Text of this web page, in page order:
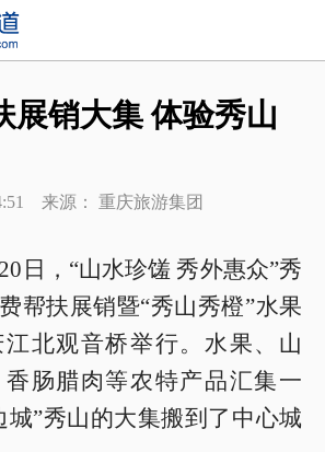
展销大集 体验秀山
来源： 重庆旅游集团
，“山水珍馐 秀外惠众”秀
帮扶展销暨“秀山秀橙”水果
北观音桥举行。水果、山
肠腊肉等农特产品汇集一
城”秀山的大集搬到了中心城